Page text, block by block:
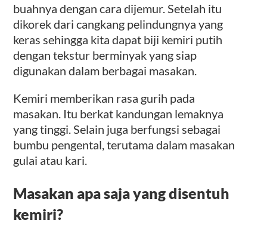
buahnya dengan cara dijemur. Setelah itu
dikorek dari cangkang pelindungnya yang
keras sehingga kita dapat biji kemiri putih
dengan tekstur berminyak yang siap
digunakan dalam berbagai masakan.
Kemiri memberikan rasa gurih pada
masakan. Itu berkat kandungan lemaknya
yang tinggi. Selain juga berfungsi sebagai
bumbu pengental, terutama dalam masakan
gulai atau kari.
Masakan apa saja yang disentuh
kemiri?